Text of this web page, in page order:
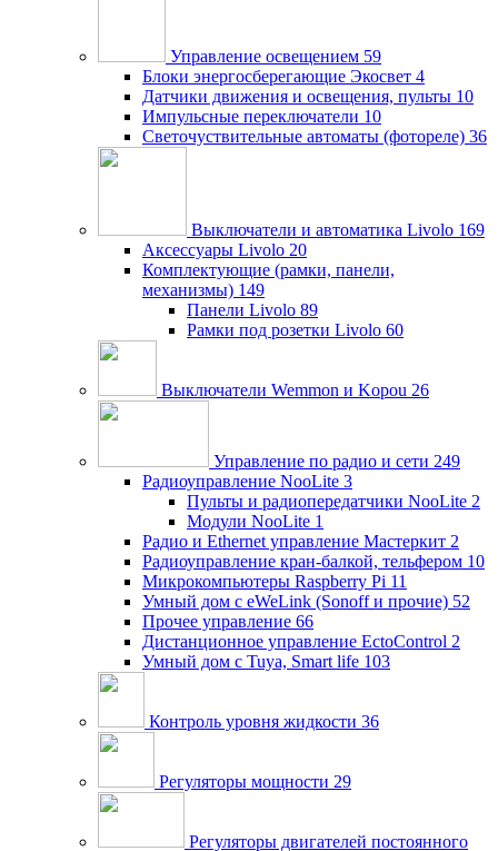
Управление освещением 59
Блоки энергосберегающие Экосвет 4
Датчики движения и освещения, пульты 10
Импульсные переключатели 10
Светочуствительные автоматы (фотореле) 36
Выключатели и автоматика Livolo 169
Аксессуары Livolo 20
Комплектующие (рамки, панели,
механизмы) 149
Панели Livolo 89
Рамки под розетки Livolo 60
Выключатели Wemmon и Kopou 26
Управление по радио и сети 249
Радиоуправление NooLite 3
Пульты и радиопередатчики NooLite 2
Модули NooLite 1
Радио и Ethernet управление Мастеркит 2
Радиоуправление кран-балкой, тельфером 10
Микрокомпьютеры Raspberry Pi 11
Умный дом c eWeLink (Sonoff и прочие) 52
Прочее управление 66
Дистанционное управление EctoControl 2
Умный дом с Tuya, Smart life 103
Контроль уровня жидкости 36
Регуляторы мощности 29
Регуляторы двигателей постоянного